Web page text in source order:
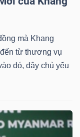
mà Khang
từ thương vụ
đó, đây chủ yếu